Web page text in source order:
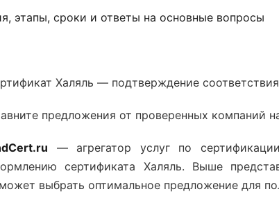
этапы, сроки и ответы на основные вопросы
Халяль — подтверждение
предложения от проверенных компаний
— агрегатор услуг по
сертификата Халяль. Выше
выбрать оптимальное предложение для